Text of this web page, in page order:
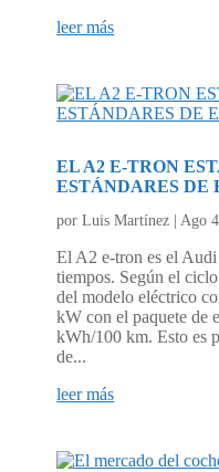
leer más
EL A2 E-TRON
ESTÁNDARES DE
porLuis Martínez Ago
El A2 e-tron es el
tiempos. Según el
del modelo eléctrico
kW con el paquete de
kWh/100 km. Esto es
de...
leer más